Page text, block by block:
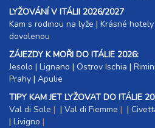
LYŽOVÁNÍ V ITÁLII 2026/2027
Kam s rodinou na lyže |​ Krásné
dovolenou
ZÁJEZDY K MOŘI DO ITÁLIE 2026:
Jesolo | Lignano | Ostrov Ischia |
Prahy | Apulie
TIPY KAM JET LYŽOVAT DO ITÁLIE
Val di Sole
| Val di Fiemme |
| Livigno